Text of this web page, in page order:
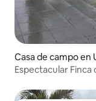
Casa de campo en
Espectacular Finca